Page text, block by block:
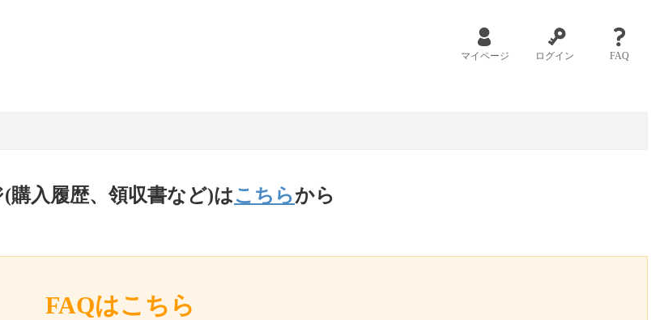
マイページ ログイン FAQ
購入履歴、領収書など)はこちらから
FAQはこちら